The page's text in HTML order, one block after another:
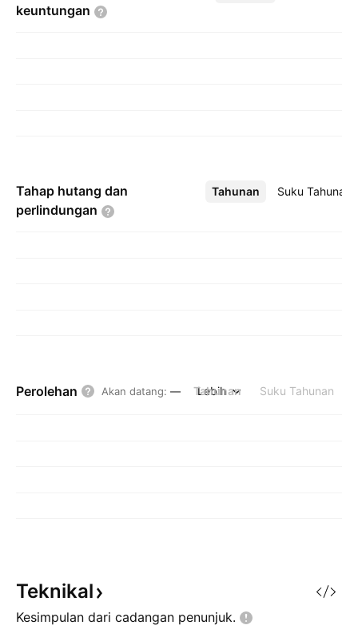
keuntungan
Tahap hutang dan
perlindungan
Tahunan Suku Tahunan
Lebih
Perolehan Akan datang: — Tahunan Suku Tahunan
Lebih
Teknikal
Kesimpulan dari cadangan penunjuk.